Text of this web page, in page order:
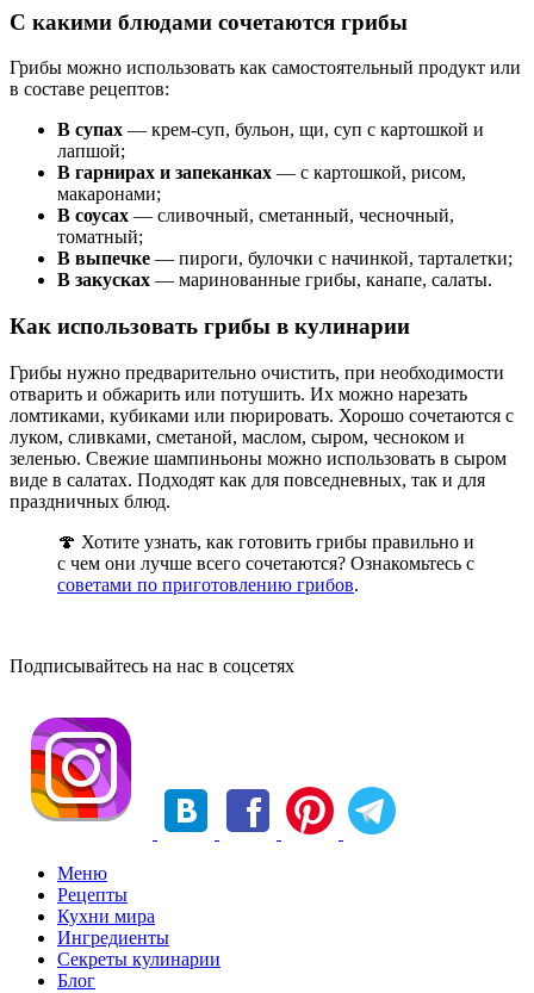
С какими блюдами сочетаются грибы
Грибы можно использовать как самостоятельный продукт или
в составе рецептов:
В супах — крем-суп, бульон, щи, суп с картошкой и
лапшой;
В гарнирах и запеканках — с картошкой, рисом,
макаронами;
В соусах — сливочный, сметанный, чесночный,
томатный;
В выпечке — пироги, булочки с начинкой, тарталетки;
В закусках — маринованные грибы, канапе, салаты.
Как использовать грибы в кулинарии
Грибы нужно предварительно очистить, при необходимости
отварить и обжарить или потушить. Их можно нарезать
ломтиками, кубиками или пюрировать. Хорошо сочетаются с
луком, сливками, сметаной, маслом, сыром, чесноком и
зеленью. Свежие шампиньоны можно использовать в сыром
виде в салатах. Подходят как для повседневных, так и для
праздничных блюд.
🍄 Хотите узнать, как готовить грибы правильно и
с чем они лучше всего сочетаются? Ознакомьтесь с
советами по приготовлению грибов.
Подписывайтесь на нас в соцсетях
Меню
Рецепты
Кухни мира
Ингредиенты
Секреты кулинарии
Блог